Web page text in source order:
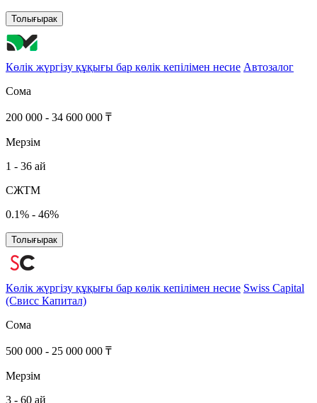
Толығырак
Көлік жүргізу құқығы бар көлік кепілімен несие Автозалог
Сома
200 000 - 34 600 000 ₸
Мерзім
1 - 36 ай
СЖТМ
0.1% - 46%
Толығырак
Көлік жүргізу құқығы бар көлік кепілімен несие Swiss Сapital
(Свисс Капитал)
Сома
500 000 - 25 000 000 ₸
Мерзім
3 - 60 ай